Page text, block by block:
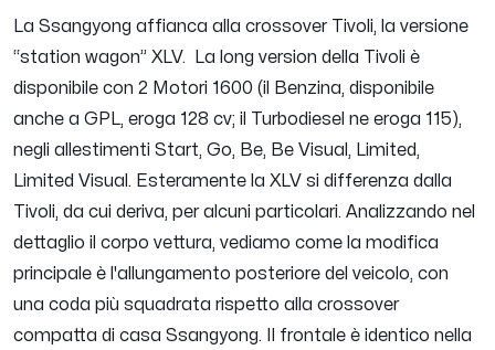
La Ssangyong affianca alla crossover Tivoli, la versione
“station wagon” XLV. La long version della Tivoli è
disponibile con 2 Motori 1600 (il Benzina, disponibile
anche a GPL, eroga 128 cv; il Turbodiesel ne eroga 115),
negli allestimenti Start, Go, Be, Be Visual, Limited,
Limited Visual. Esteramente la XLV si differenza dalla
Tivoli, da cui deriva, per alcuni particolari. Analizzando nel
dettaglio il corpo vettura, vediamo come la modifica
principale è l'allungamento posteriore del veicolo, con
una coda più squadrata rispetto alla crossover
compatta di casa Ssangyong. Il frontale è identico nella